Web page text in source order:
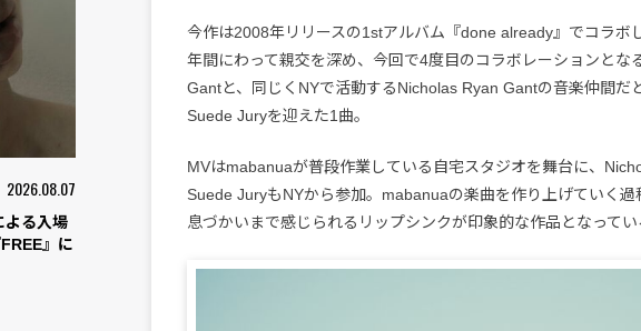
2026.08.07
よる入場
』に
今作は2008年リリースの1stアルバム『done already』でコラボ
年間にわって親交を深め、今回で4度目のコラボレーションとな
Gantと、同じくNYで活動するNicholas Ryan Gantの音楽仲間だ
Suede Juryを迎えた1曲。
MVはmabanuaが普段作業している自宅スタジオを舞台に、
Suede JuryもNYから参加。mabanuaの楽曲を作り上げていく過
息づかいまで感じられるリップシンクが印象的な作品となって